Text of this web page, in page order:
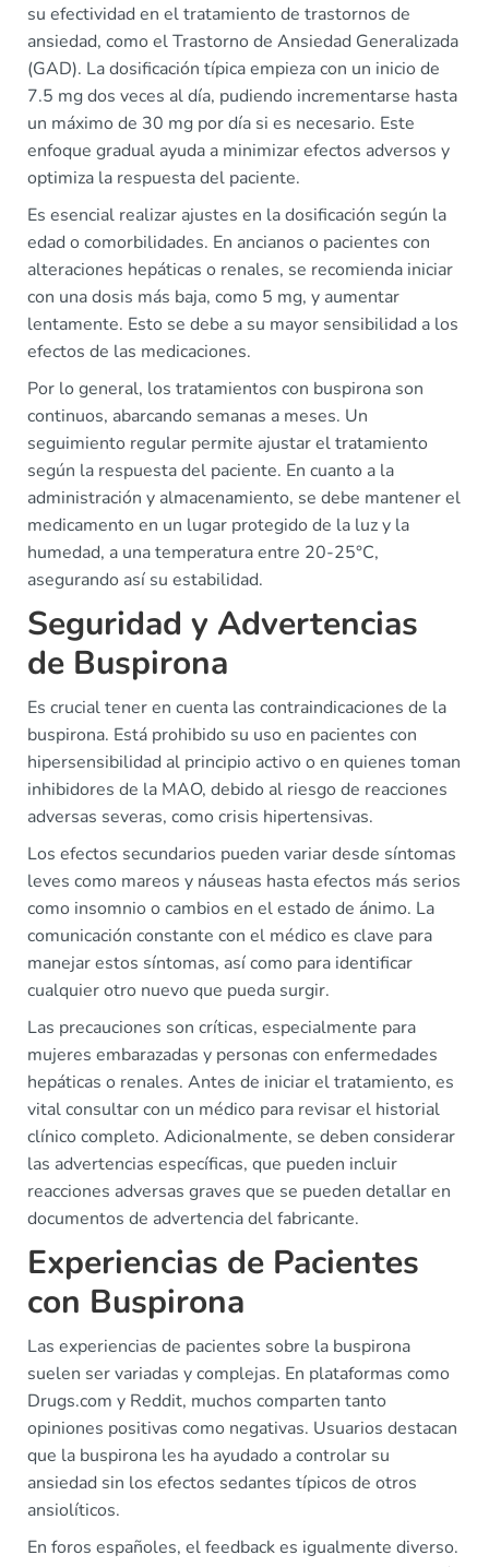
su efectividad en el tratamiento de trastornos de
ansiedad, como el Trastorno de Ansiedad Generalizada
(GAD). La dosificación típica empieza con un inicio de
7.5 mg dos veces al día, pudiendo incrementarse hasta
un máximo de 30 mg por día si es necesario. Este
enfoque gradual ayuda a minimizar efectos adversos y
optimiza la respuesta del paciente.
Es esencial realizar ajustes en la dosificación según la
edad o comorbilidades. En ancianos o pacientes con
alteraciones hepáticas o renales, se recomienda iniciar
con una dosis más baja, como 5 mg, y aumentar
lentamente. Esto se debe a su mayor sensibilidad a los
efectos de las medicaciones.
Por lo general, los tratamientos con buspirona son
continuos, abarcando semanas a meses. Un
seguimiento regular permite ajustar el tratamiento
según la respuesta del paciente. En cuanto a la
administración y almacenamiento, se debe mantener el
medicamento en un lugar protegido de la luz y la
humedad, a una temperatura entre 20-25°C,
asegurando así su estabilidad.
Seguridad y Advertencias
de Buspirona
Es crucial tener en cuenta las contraindicaciones de la
buspirona. Está prohibido su uso en pacientes con
hipersensibilidad al principio activo o en quienes toman
inhibidores de la MAO, debido al riesgo de reacciones
adversas severas, como crisis hipertensivas.
Los efectos secundarios pueden variar desde síntomas
leves como mareos y náuseas hasta efectos más serios
como insomnio o cambios en el estado de ánimo. La
comunicación constante con el médico es clave para
manejar estos síntomas, así como para identificar
cualquier otro nuevo que pueda surgir.
Las precauciones son críticas, especialmente para
mujeres embarazadas y personas con enfermedades
hepáticas o renales. Antes de iniciar el tratamiento, es
vital consultar con un médico para revisar el historial
clínico completo. Adicionalmente, se deben considerar
las advertencias específicas, que pueden incluir
reacciones adversas graves que se pueden detallar en
documentos de advertencia del fabricante.
Experiencias de Pacientes
con Buspirona
Las experiencias de pacientes sobre la buspirona
suelen ser variadas y complejas. En plataformas como
Drugs.com y Reddit, muchos comparten tanto
opiniones positivas como negativas. Usuarios destacan
que la buspirona les ha ayudado a controlar su
ansiedad sin los efectos sedantes típicos de otros
ansiolíticos.
En foros españoles, el feedback es igualmente diverso.